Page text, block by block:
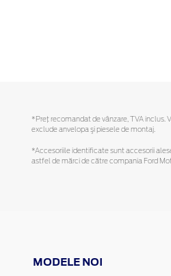
*Preţ recomandat de vânzare, TVA inclus.
exclude anvelopa şi piesele de montaj.
*Accesoriile identificate sunt accesorii
astfel de mărci de către compania Ford
MODELE NOI